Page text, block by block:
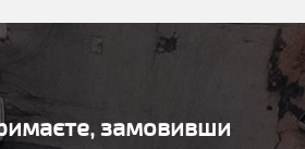
замовивши